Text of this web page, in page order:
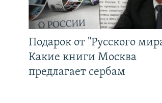
Подарок от "Русского
Какие книги Москва
предлагает сербам